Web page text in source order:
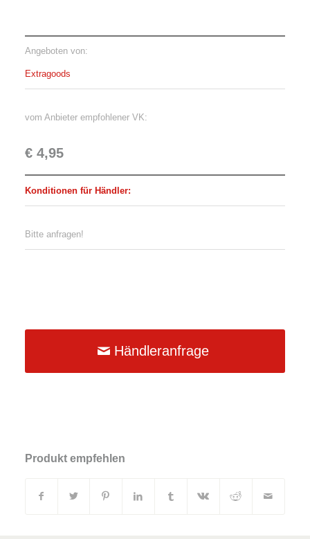
Angeboten von:
Extragoods
vom Anbieter empfohlener VK:
€ 4,95
Konditionen für Händler:
Bitte anfragen!
Händleranfrage
Produkt empfehlen